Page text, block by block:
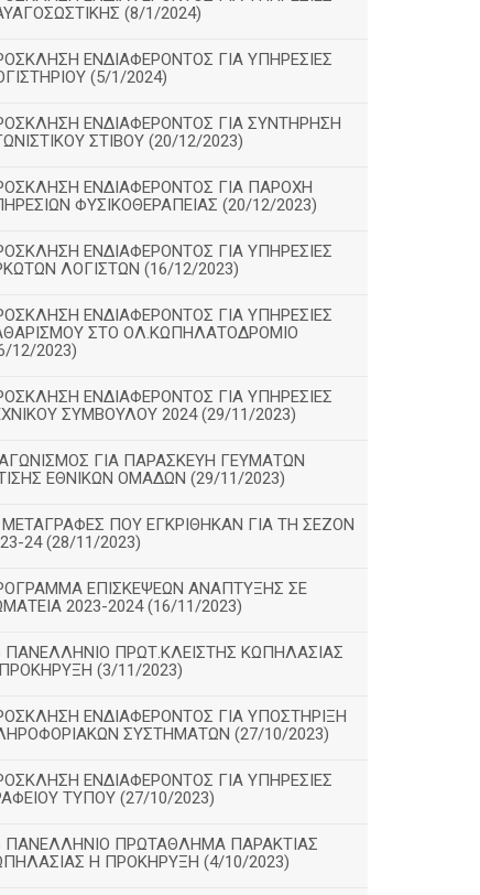
(8/1/2024)
ΕΝΔΙΑΦΕΡΟΝΤΟΣ ΓΙΑ ΥΠΗΡΕΣΙΕΣ
(5/1/2024)
ΕΝΔΙΑΦΕΡΟΝΤΟΣ ΓΙΑ ΣΥΝΤΗΡΗΣΗ
ΣΤΙΒΟΥ (20/12/2023)
ΕΝΔΙΑΦΕΡΟΝΤΟΣ ΓΙΑ ΠΑΡΟΧΗ
ΦΥΣΙΚΟΘΕΡΑΠΕΙΑΣ (20/12/2023)
ΕΝΔΙΑΦΕΡΟΝΤΟΣ ΓΙΑ ΥΠΗΡΕΣΙΕΣ
ΛΟΓΙΣΤΩΝ (16/12/2023)
ΕΝΔΙΑΦΕΡΟΝΤΟΣ ΓΙΑ ΥΠΗΡΕΣΙΕΣ
ΣΤΟ ΟΛ.ΚΩΠΗΛΑΤΟΔΡΟΜΙΟ
12/2023)
ΕΝΔΙΑΦΕΡΟΝΤΟΣ ΓΙΑ ΥΠΗΡΕΣΙΕΣ
ΣΥΜΒΟΥΛΟΥ 2024 (29/11/2023)
ΓΙΑ ΠΑΡΑΣΚΕΥΗ ΓΕΥΜΑΤΩΝ
ΕΘΝΙΚΩΝ ΟΜΑΔΩΝ (29/11/2023)
ΜΕΤΑΓΡΑΦΕΣ ΠΟΥ ΕΓΚΡΙΘΗΚΑΝ ΓΙΑ ΤΗ ΣΕΖΟΝ
24 (28/11/2023)
ΕΠΙΣΚΕΨΕΩΝ ΑΝΑΠΤΥΞΗΣ ΣΕ
2023-2024 (16/11/2023)
ΠΑΝΕΛΛΗΝΙΟ ΠΡΩΤ.ΚΛΕΙΣΤΗΣ ΚΩΠΗΛΑΣΙΑΣ
(3/11/2023)
ΕΝΔΙΑΦΕΡΟΝΤΟΣ ΓΙΑ ΥΠΟΣΤΗΡΙΞΗ
ΣΥΣΤΗΜΑΤΩΝ (27/10/2023)
ΕΝΔΙΑΦΕΡΟΝΤΟΣ ΓΙΑ ΥΠΗΡΕΣΙΕΣ
ΤΥΠΟΥ (27/10/2023)
ΠΑΝΕΛΛΗΝΙΟ ΠΡΩΤΑΘΛΗΜΑ ΠΑΡΑΚΤΙΑΣ
Η ΠΡΟΚΗΡΥΞΗ (4/10/2023)